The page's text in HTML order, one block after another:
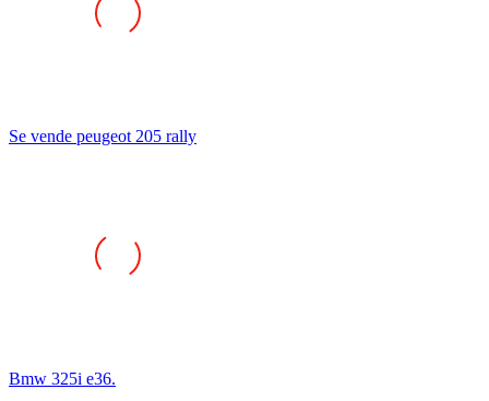
Se vende peugeot 205 rally
Bmw 325i e36.